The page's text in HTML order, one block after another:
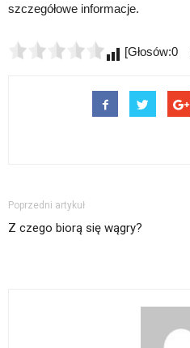
szczegółowe informacje.
[Głosów:0
Poprzedni artykuł
Z czego biorą się wągry?